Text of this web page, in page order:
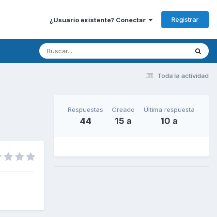
¿Usuario existente? Conectar Registrar
Toda la actividad
Respuestas
44
Creado
15 a
Última respuesta
10 a